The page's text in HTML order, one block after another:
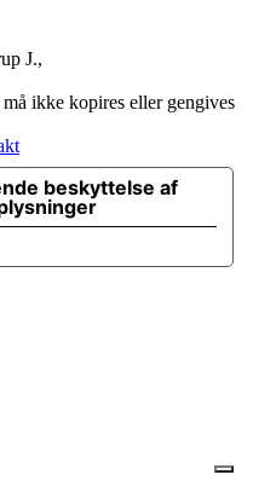
J.,
ikke kopires eller gengives
beskyttelse af